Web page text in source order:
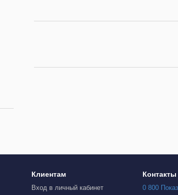
Клиентам
Вход в личный кабинет
Контакты
0 800